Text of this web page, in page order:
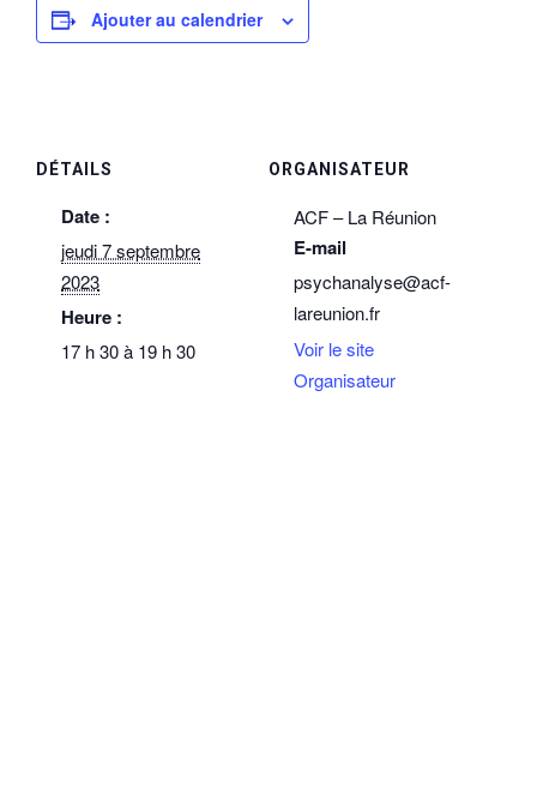
Ajouter au calendrier
DÉTAILS
Date :
jeudi 7 septembre
2023
Heure :
17 h 30 à 19 h 30
ORGANISATEUR
ACF – La Réunion
E-mail
psychanalyse@acf-
lareunion.fr
Voir le site
Organisateur